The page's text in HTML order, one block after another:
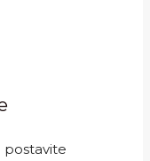
postavite